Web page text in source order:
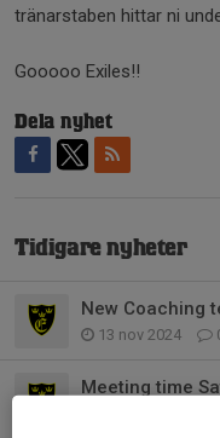
tränarstaben hittar ni
Gooooo Exiles!!
Dela nyhet
Tidigare nyheter
New Coaching
13 nov 2024
Meeting time